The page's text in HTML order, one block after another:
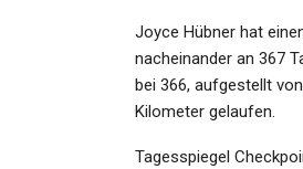
Joyce Hübner hat
nacheinander an 367
bei 366, aufgestellt
Kilometer gelaufen.
Tagesspiegel
Route,